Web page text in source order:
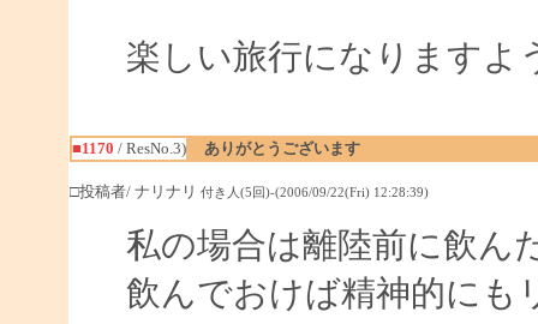
楽しい旅行になりますよ
■1170 / ResNo.3) ありがとうございます
□投稿者/ ナリナリ 付き人(5回)-(2006/09/22(Fri) 12:28:39)
私の場合は離陸前に飲ん
飲んでおけば精神的にも